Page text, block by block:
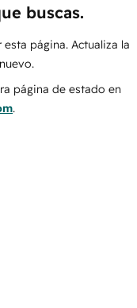
buscas.
página. Actualiza la
página de estado en
.